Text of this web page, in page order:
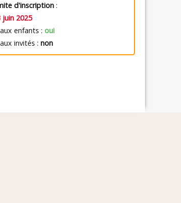
d'inscription:
juin 2025
enfants : oui
invités : non